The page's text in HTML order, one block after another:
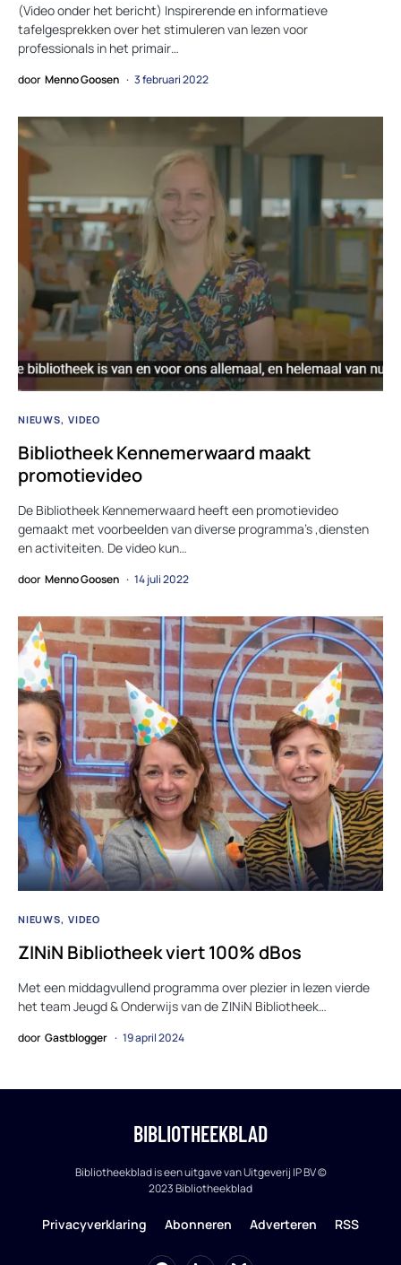
(Video onder het bericht) Inspirerende en informatieve
tafelgesprekken over het stimuleren van lezen voor
professionals in het primair…
door Menno Goosen 3 februari 2022
NIEUWS VIDEO
Bibliotheek Kennemerwaard maakt
promotievideo
De Bibliotheek Kennemerwaard heeft een promotievideo
gemaakt met voorbeelden van diverse programma’s ,diensten
en activiteiten. De video kun…
door Menno Goosen 14 juli 2022
NIEUWS VIDEO
ZINiN Bibliotheek viert 100% dBos
Met een middagvullend programma over plezier in lezen vierde
het team Jeugd & Onderwijs van de ZINiN Bibliotheek…
door Gastblogger 19 april 2024
BIBLIOTHEEKBLAD
Bibliotheekblad is een uitgave van Uitgeverij IP BV ©
2023 Bibliotheekblad
Privacyverklaring Abonneren Adverteren RSS